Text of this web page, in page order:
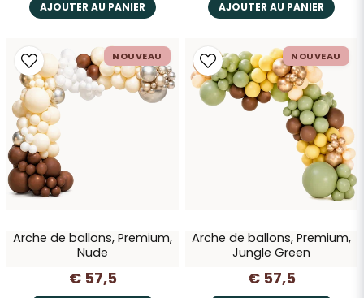
AJOUTER AU PANIER AJOUTER AU PANIER
Arche de ballons, Premium,
Nude
€ 57,5
NOUVEAU
Arche de ballons, Premium,
Jungle Green
€ 57,5
NOUVEAU